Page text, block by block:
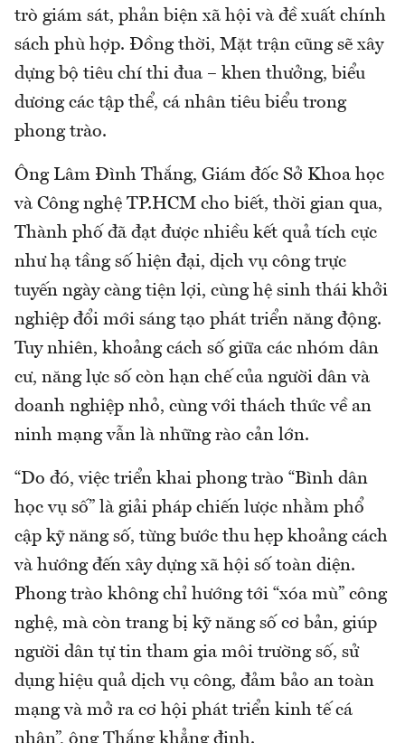
trò giám sát, phản biện xã hội và đề xuất chính
sách phù hợp. Đồng thời, Mặt trận cũng sẽ xây
dựng bộ tiêu chí thi đua – khen thưởng, biểu
dương các tập thể, cá nhân tiêu biểu trong
phong trào.
Ông Lâm Đình Thắng, Giám đốc Sở Khoa học
và Công nghệ TP.HCM cho biết, thời gian qua,
Thành phố đã đạt được nhiều kết quả tích cực
như hạ tầng số hiện đại, dịch vụ công trực
tuyến ngày càng tiện lợi, cùng hệ sinh thái khởi
nghiệp đổi mới sáng tạo phát triển năng động.
Tuy nhiên, khoảng cách số giữa các nhóm dân
cư, năng lực số còn hạn chế của người dân và
doanh nghiệp nhỏ, cùng với thách thức về an
ninh mạng vẫn là những rào cản lớn.
“Do đó, việc triển khai phong trào “Bình dân
học vụ số” là giải pháp chiến lược nhằm phổ
cập kỹ năng số, từng bước thu hẹp khoảng cách
và hướng đến xây dựng xã hội số toàn diện.
Phong trào không chỉ hướng tới “xóa mù” công
nghệ, mà còn trang bị kỹ năng số cơ bản, giúp
người dân tự tin tham gia môi trường số, sử
dụng hiệu quả dịch vụ công, đảm bảo an toàn
mạng và mở ra cơ hội phát triển kinh tế cá